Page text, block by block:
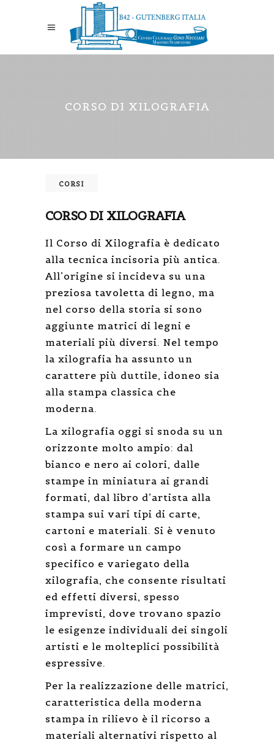
CORSO DI XILOGRAFIA
CORSI
CORSO DI XILOGRAFIA
Il Corso di Xilografia è dedicato
alla tecnica incisoria più antica.
All’origine si incideva su una
preziosa tavoletta di legno, ma
nel corso della storia si sono
aggiunte matrici di legni e
materiali più diversi. Nel tempo
la xilografia ha assunto un
carattere più duttile, idoneo sia
alla stampa classica che
moderna.
La xilografia oggi si snoda su un
orizzonte molto ampio: dal
bianco e nero ai colori, dalle
stampe in miniatura ai grandi
formati, dal libro d’artista alla
stampa sui vari tipi di carte,
cartoni e materiali. Si è venuto
così a formare un campo
specifico e variegato della
xilografia, che consente risultati
ed effetti diversi, spesso
imprevisti, dove trovano spazio
le esigenze individuali dei singoli
artisti e le molteplici possibilità
espressive.
Per la realizzazione delle matrici,
caratteristica della moderna
stampa in rilievo è il ricorso a
materiali alternativi rispetto al